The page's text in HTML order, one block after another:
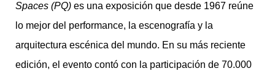
Spaces (PQ) es una exposición que desde 1967 reúne
lo mejor del performance, la escenografía y la
arquitectura escénica del mundo. En su más reciente
edición, el evento contó con la participación de 70.000